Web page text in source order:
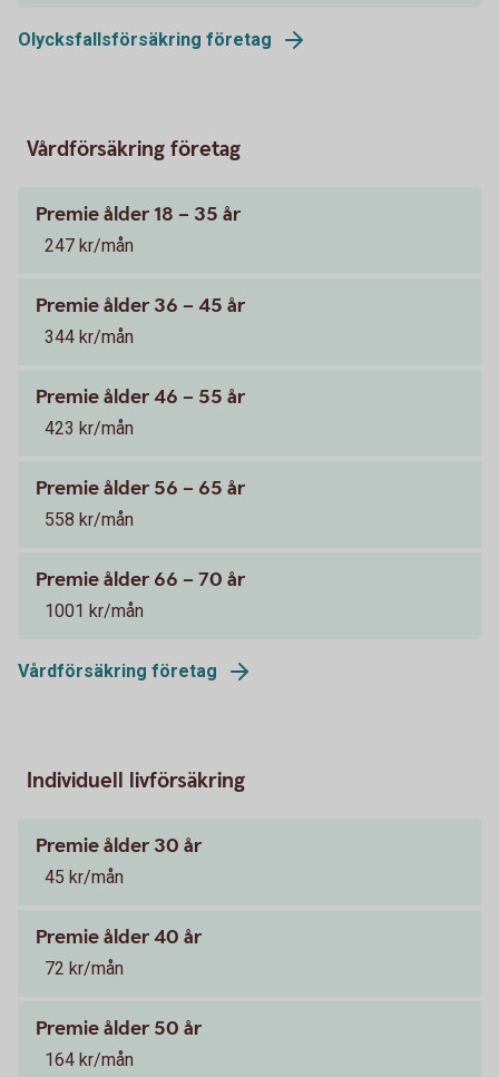
Olycksfallsförsäkring företag
Vårdförsäkring företag
Premie ålder 18 – 35 år
247 kr/mån
Premie ålder 36 – 45 år
344 kr/mån
Premie ålder 46 – 55 år
423 kr/mån
Premie ålder 56 – 65 år
558 kr/mån
Premie ålder 66 – 70 år
1001 kr/mån
Vårdförsäkring företag
Individuell livförsäkring
Premie ålder 30 år
45 kr/mån
Premie ålder 40 år
72 kr/mån
Premie ålder 50 år
164 kr/mån